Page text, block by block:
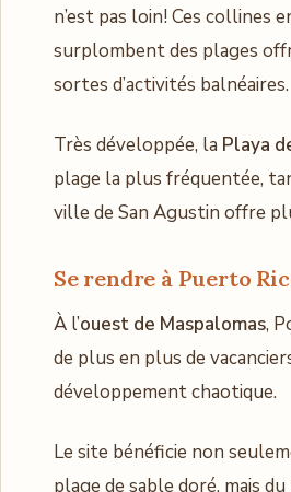
n’est pas loin! Ces collines
surplombent des plages
sortes d’activités balnéaires.
Très développée, la Playa
plage la plus fréquentée,
ville de San Agustin offre
Se rendre à Puerto
À l’ouest de Maspalomas,
de plus en plus de
développement chaotique.
Le site bénéficie non
plage de sable doré, mais